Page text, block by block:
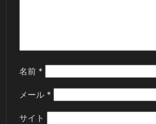
名前 *
メール *
サイト